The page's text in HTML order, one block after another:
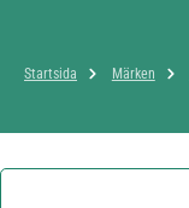
Startsida Märken